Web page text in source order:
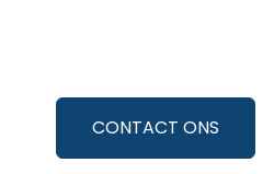
CONTACT ONS